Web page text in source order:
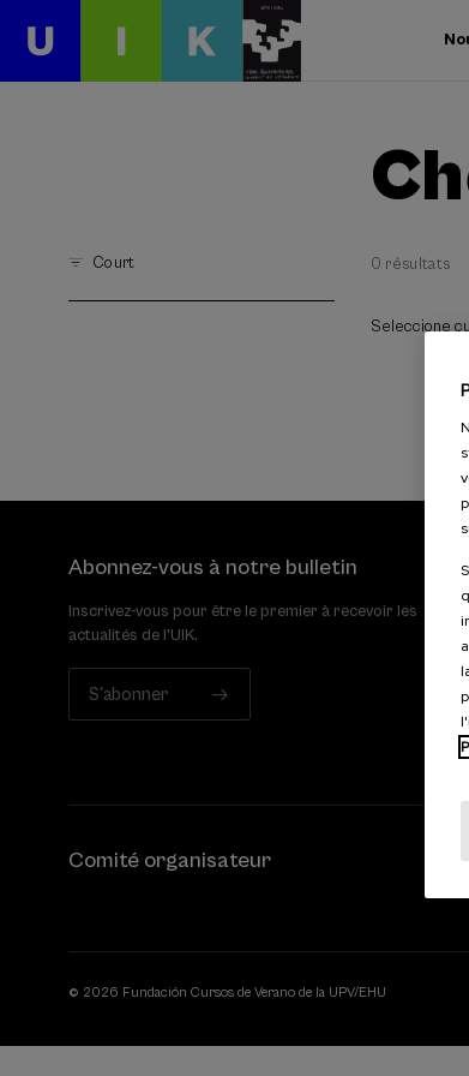
Court 0 résultats
Seleccione
Abonnez-vous à notre bulletin
Inscrivez-vous pour être le premier à recevoir les
actualités de l'UIK.
S'abonner
Comité organisateur
© 2026 Fundación Cursos de Verano de la UPV/EHU